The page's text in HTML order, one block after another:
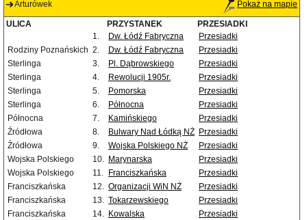
Arturówek Pokaż na mapie
ULICA PRZYSTANEK
PRZESIADKI
1.
Dw. Łódź Fabryczna
Przesiadki
Rodziny Poznańskich 2. Dw. Łódź Fabryczna
Przesiadki
Sterlinga
3. Pl. Dąbrowskiego
Przesiadki
Sterlinga
4. Rewolucji 1905r.
Przesiadki
Sterlinga
5. Pomorska
Przesiadki
Sterlinga
6. Północna
Przesiadki
Północna
7. Kamińskiego
Przesiadki
Źródłowa
8. Bulwary Nad Łódką NŻ Przesiadki
Źródłowa
9. Wojska Polskiego NŻ
Przesiadki
Wojska Polskiego
10. Marynarska
Przesiadki
Wojska Polskiego
11. Franciszkańska
Przesiadki
Franciszkańska
12. Organizacji WiN NŻ
Przesiadki
Franciszkańska
13. Tokarzewskiego
Przesiadki
Franciszkańska
14. Kowalska
Przesiadki